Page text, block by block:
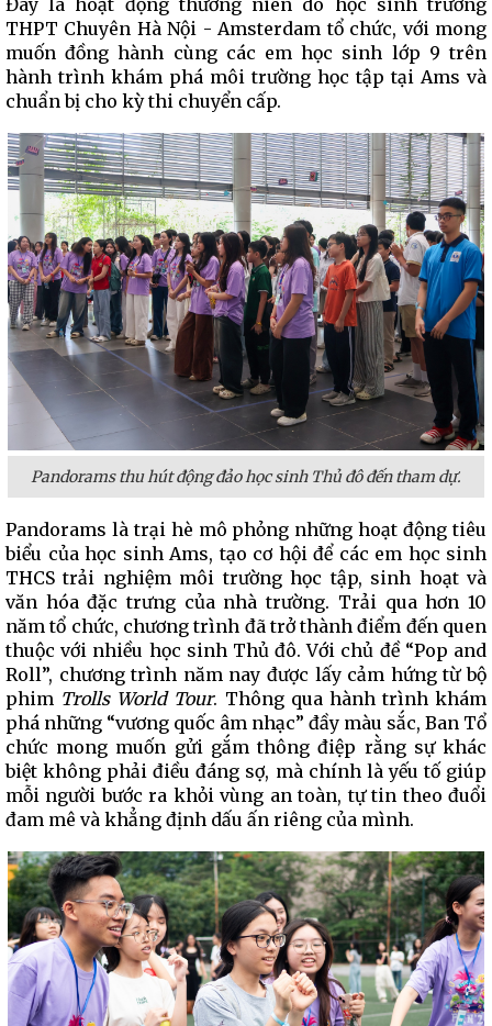
Đây là hoạt động thường niên do học sinh trường
THPT Chuyên Hà Nội - Amsterdam tổ chức, với mong
muốn đồng hành cùng các em học sinh lớp 9 trên
hành trình khám phá môi trường học tập tại Ams và
chuẩn bị cho kỳ thi chuyển cấp.
Pandorams thu hút động đảo học sinh Thủ đô đến tham dự.
Pandorams là trại hè mô phỏng những hoạt động tiêu
biểu của học sinh Ams, tạo cơ hội để các em học sinh
THCS trải nghiệm môi trường học tập, sinh hoạt và
văn hóa đặc trưng của nhà trường. Trải qua hơn 10
năm tổ chức, chương trình đã trở thành điểm đến quen
thuộc với nhiều học sinh Thủ đô. Với chủ đề “Pop and
Roll”, chương trình năm nay được lấy cảm hứng từ bộ
phim Trolls World Tour. Thông qua hành trình khám
phá những “vương quốc âm nhạc” đầy màu sắc, Ban Tổ
chức mong muốn gửi gắm thông điệp rằng sự khác
biệt không phải điều đáng sợ, mà chính là yếu tố giúp
mỗi người bước ra khỏi vùng an toàn, tự tin theo đuổi
đam mê và khẳng định dấu ấn riêng của mình.